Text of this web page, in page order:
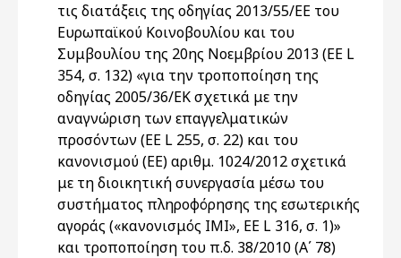
τις διατάξεις της οδηγίας 2013/55/ΕΕ του
Ευρωπαϊκού Κοινοβουλίου και του
Συμβουλίου της 20ης Νοεμβρίου 2013 (ΕΕ L
354, σ. 132) «για την τροποποίηση της
οδηγίας 2005/36/ΕΚ σχετικά με την
αναγνώριση των επαγγελματικών
προσόντων (ΕΕ L 255, σ. 22) και του
κανονισμού (ΕΕ) αριθμ. 1024/2012 σχετικά
με τη διοικητική συνεργασία μέσω του
συστήματος πληροφόρησης της εσωτερικής
αγοράς («κανονισμός ΙΜΙ», ΕΕ L 316, σ. 1)»
και τροποποίηση του π.δ. 38/2010 (Α΄ 78)